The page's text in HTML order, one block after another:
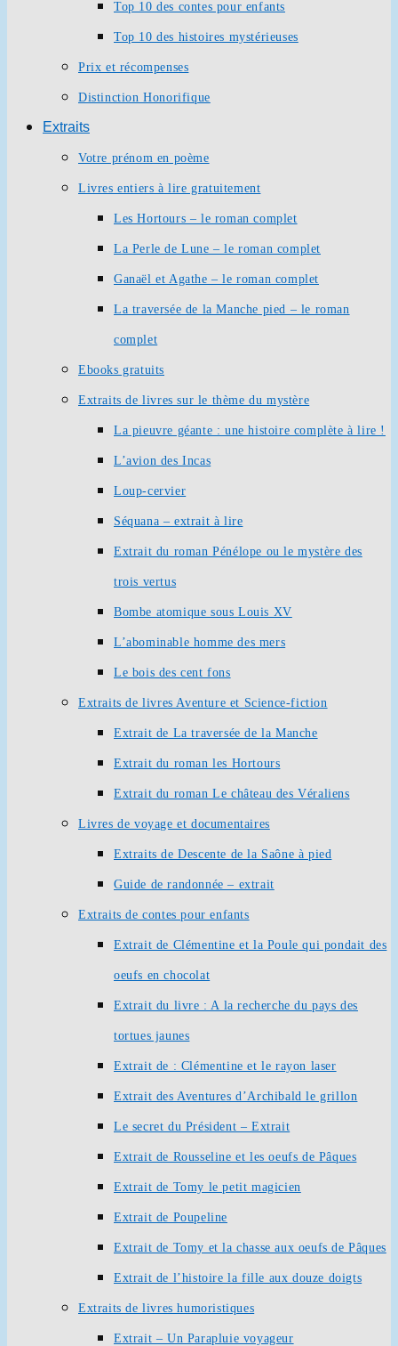
Top 10 des contes pour enfants
Top 10 des histoires mystérieuses
Prix et récompenses
Distinction Honorifique
Extraits
Votre prénom en poème
Livres entiers à lire gratuitement
Les Hortours – le roman complet
La Perle de Lune – le roman complet
Ganaël et Agathe – le roman complet
La traversée de la Manche pied – le roman
complet
Ebooks gratuits
Extraits de livres sur le thème du mystère
La pieuvre géante : une histoire complète à lire !
L’avion des Incas
Loup-cervier
Séquana – extrait à lire
Extrait du roman Pénélope ou le mystère des
trois vertus
Bombe atomique sous Louis XV
L’abominable homme des mers
Le bois des cent fons
Extraits de livres Aventure et Science-fiction
Extrait de La traversée de la Manche
Extrait du roman les Hortours
Extrait du roman Le château des Véraliens
Livres de voyage et documentaires
Extraits de Descente de la Saône à pied
Guide de randonnée – extrait
Extraits de contes pour enfants
Extrait de Clémentine et la Poule qui pondait des
oeufs en chocolat
Extrait du livre : A la recherche du pays des
tortues jaunes
Extrait de : Clémentine et le rayon laser
Extrait des Aventures d’Archibald le grillon
Le secret du Président – Extrait
Extrait de Rousseline et les oeufs de Pâques
Extrait de Tomy le petit magicien
Extrait de Poupeline
Extrait de Tomy et la chasse aux oeufs de Pâques
Extrait de l’histoire la fille aux douze doigts
Extraits de livres humoristiques
Extrait – Un Parapluie voyageur